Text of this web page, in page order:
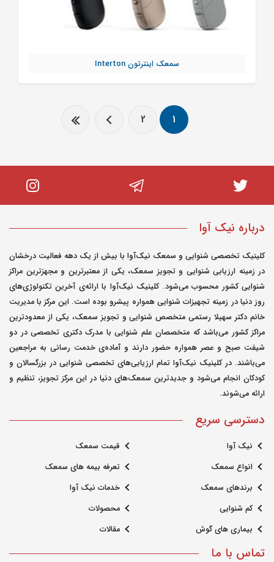
سمعک اینترتون Interton
1
2
درباره نیک آوا
کلینیک تخصصی شنوایی و سمعک نیک‌آوا با بیش از یک دهه فعالیت درخشان
در زمینه ارزیابی شنوایی و تجویز سمعک، یکی از معتبرترین و مجهزترین مراکز
شنوایی کشور محسوب می‌شود. کلینیک نیک‌آوا با ارائه‌ی آخرین تکنولوژی‌های
روز دنیا در زمینه تجهیزات شنوایی همواره پیشرو بوده است. این مرکز با مدیریت
خانم دکتر سهیلا رستمی متخصص شنوایی و تجویز سمعک، یکی از معدودترین
مراکز کشور می‌باشد که متخصصان علم شنوایی با مدرک دکتری تخصصی در دو
شیفت صبح و عصر همواره حضور دارند و آماده‌ی خدمت رسانی به مراجعین
می‌باشند. در کلینیک نیک‌آوا تمام ارزیابی‌های تخصصی شنوایی در بزرگسالان و
کودکان انجام می‌شود و جدیدترین سمعک‌های دنیا در این مرکز تجویز، تنظیم و
ارائه می‌شوند.
دسترسی سریع
نیک آوا
انواع سمعک
برندهای سمعک
کم شنوایی
بیماری های گوش
قیمت سمعک
تعرفه بیمه های سمعک
خدمات نیک آوا
محصولات
مقالات
تماس با ما